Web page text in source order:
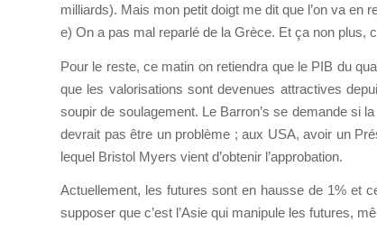
milliards). Mais mon petit doigt me dit que l’on va en
e) On a pas mal reparlé de la Grèce. Et ça non plus,
Pour le reste, ce matin on retiendra que le PIB du
que les valorisations sont devenues attractives
soupir de soulagement. Le Barron’s se demande si
devrait pas être un problème ; aux USA, avoir un
lequel Bristol Myers vient d’obtenir l’approbation.
Actuellement, les futures sont en hausse de 1% et
supposer que c’est l’Asie qui manipule les futures,